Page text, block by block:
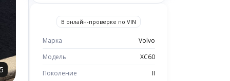
В онлайн-проверке по VIN
Марка
Volvo
Модель
XC60
Поколение
II